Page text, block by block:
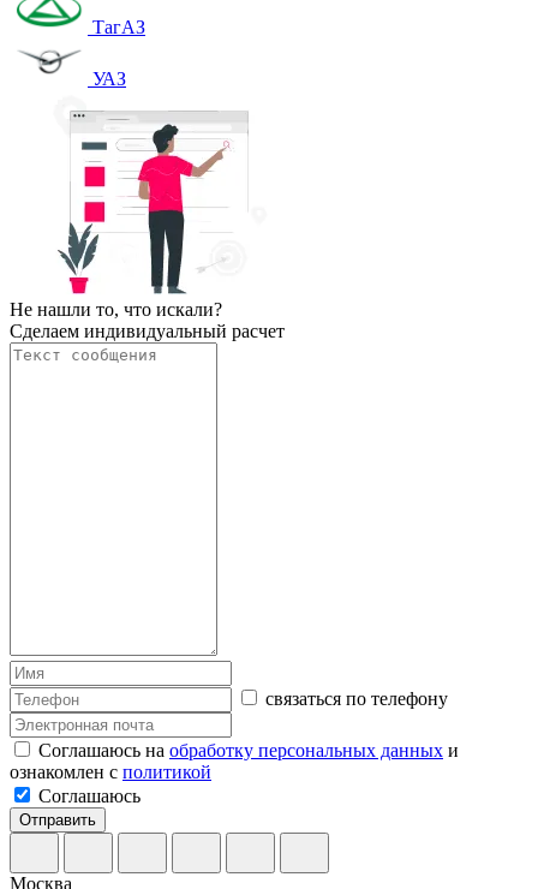
ТагАЗ
УАЗ
Не нашли то, что искали?
Сделаем индивидуальный расчет
связаться по телефону
Соглашаюсь на обработку персональных данных и
ознакомлен с политикой
Соглашаюсь
Отправить
Москва